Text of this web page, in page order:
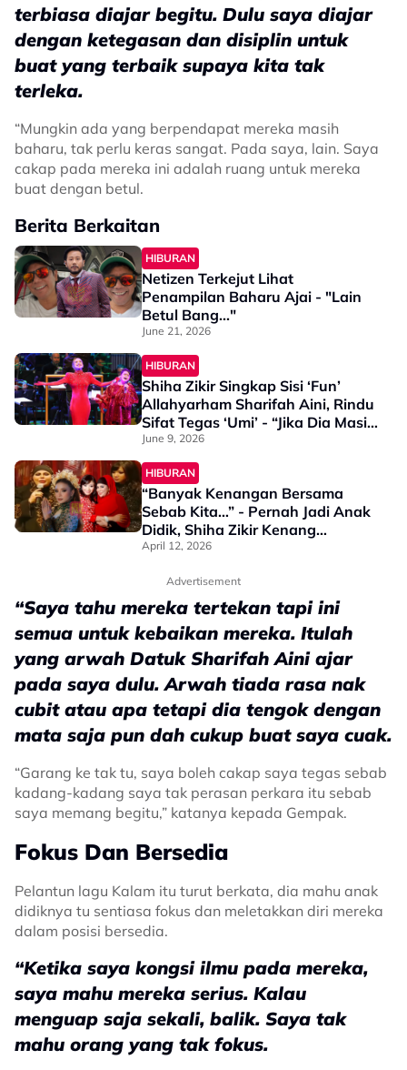
terbiasa diajar begitu. Dulu saya diajar
dengan ketegasan dan disiplin untuk
buat yang terbaik supaya kita tak
terleka.
“Mungkin ada yang berpendapat mereka masih
baharu, tak perlu keras sangat. Pada saya, lain. Saya
cakap pada mereka ini adalah ruang untuk mereka
buat dengan betul.
Berita Berkaitan
HIBURAN
Netizen Terkejut Lihat
Penampilan Baharu Ajai - "Lain
Betul Bang..."
June 21, 2026
HIBURAN
Shiha Zikir Singkap Sisi ‘Fun’
Allahyarham Sharifah Aini, Rindu
Sifat Tegas ‘Umi’ - “Jika Dia Masih
Ada, Saya Rasa Mungkin….”
June 9, 2026
HIBURAN
“Banyak Kenangan Bersama
Sebab Kita…” - Pernah Jadi Anak
Didik, Shiha Zikir Kenang
Pesanan Allahyarham Sharifah
April 12, 2026
Advertisement
“Saya tahu mereka tertekan tapi ini
semua untuk kebaikan mereka. Itulah
yang arwah Datuk Sharifah Aini ajar
pada saya dulu. Arwah tiada rasa nak
cubit atau apa tetapi dia tengok dengan
mata saja pun dah cukup buat saya cuak.
“Garang ke tak tu, saya boleh cakap saya tegas sebab
kadang-kadang saya tak perasan perkara itu sebab
saya memang begitu,” katanya kepada Gempak.
Fokus Dan Bersedia
Pelantun lagu Kalam itu turut berkata, dia mahu anak
didiknya tu sentiasa fokus dan meletakkan diri mereka
dalam posisi bersedia.
“Ketika saya kongsi ilmu pada mereka,
saya mahu mereka serius. Kalau
menguap saja sekali, balik. Saya tak
mahu orang yang tak fokus.